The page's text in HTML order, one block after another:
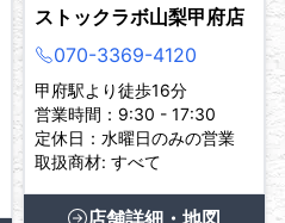
ストックラボ山梨甲府店
070-3369-4120
甲府駅より徒歩16分
営業時間：9:30 - 17:30
定休日：水曜日のみの営業
取扱商材: すべて